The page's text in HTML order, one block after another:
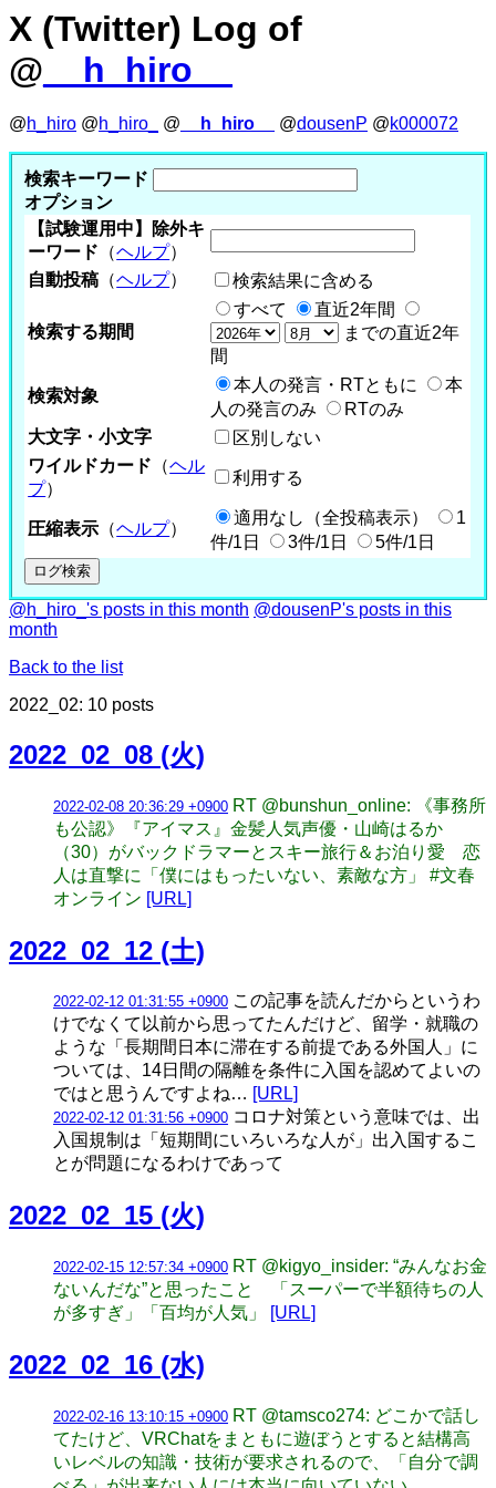
X (Twitter) Log of
@ __h_hiro__
@h_hiro @h_hiro_ @ __h_hiro__ @dousenP @k000072
検索キーワード
オプション
【試験運用中】除外キ
ーワード （ヘルプ）
自動投稿 （ヘルプ） 検索結果に含める
検索する期間
すべて
直近2年間
までの直近2年
間
検索対象
本人の発言・RTともに
本
人の発言のみ
RTのみ
大文字・小文字
区別しない
ワイルドカード （ヘル
プ）
利用する
圧縮表示 （ヘルプ）
適用なし（全投稿表示）
1
件/1日
3件/1日 5件/1日
@h_hiro_'s posts in this month @dousenP's posts in this
month
Back to the list
2022_02: 10 posts
2022_02_08 (火)
2022-02-08 20:36:29 +0900 RT @bunshun_online: 《事務所
も公認》『アイマス』金髪人気声優・山崎はるか
（30）がバックドラマーとスキー旅行＆お泊り愛 恋
人は直撃に「僕にはもったいない、素敵な方」 #文春
オンライン [URL]
2022_02_12 (土)
2022-02-12 01:31:55 +0900 この記事を読んだからというわ
けでなくて以前から思ってたんだけど、留学・就職の
ような「長期間日本に滞在する前提である外国人」に
ついては、14日間の隔離を条件に入国を認めてよいの
ではと思うんですよね… [URL]
2022-02-12 01:31:56 +0900 コロナ対策という意味では、出
入国規制は「短期間にいろいろな人が」出入国するこ
とが問題になるわけであって
2022_02_15 (火)
2022-02-15 12:57:34 +0900 RT @kigyo_insider: “みんなお金
ないんだな”と思ったこと 「スーパーで半額待ちの人
が多すぎ」「百均が人気」
[URL]
2022_02_16 (水)
2022-02-16 13:10:15 +0900 RT @tamsco274: どこかで話し
てたけど、VRChatをまともに遊ぼうとすると結構高
いレベルの知識・技術が要求されるので、「自分で調